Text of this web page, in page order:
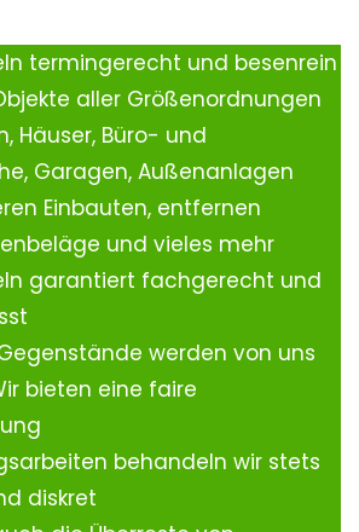
termingerecht und besenrein
aller Größenordnungen
Häuser, Büro- und
Garagen, Außenanlagen
Einbauten, entfernen
und vieles mehr
garantiert fachgerecht und
werden von uns
bieten eine faire
behandeln wir stets
diskret